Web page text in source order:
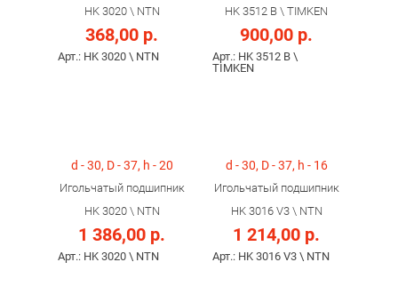
HK 3020 \ NTN
368,00 р.
Арт.: HK 3020 \ NTN
HK 3512 B \ TIMKEN
900,00 р.
Арт.: HK 3512 B \
TIMKEN
d - 30, D - 37, h - 20
Игольчатый подшипник
HK 3020 \ NTN
1 386,00 р.
Арт.: HK 3020 \ NTN
d - 30, D - 37, h - 16
Игольчатый подшипник
HK 3016 V3 \ NTN
1 214,00 р.
Арт.: HK 3016 V3 \ NTN